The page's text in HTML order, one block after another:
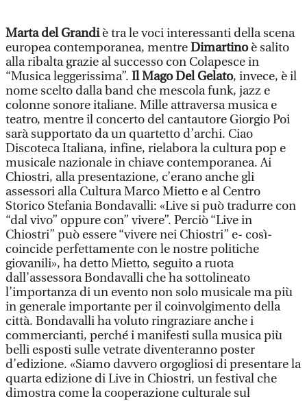
Marta del Grandiè tra le voci interessanti della scena
europea contemporanea, mentreDimartinoè salito
alla ribalta grazie al successo con Colapesce in
“Musica leggerissima”. Il Mago Del Gelato, invece, è il
nome scelto dalla band che mescola funk, jazz e
colonne sonore italiane. Mille attraversa musica e
teatro, mentre il concerto del cantautore Giorgio Poi
sarà supportato da un quartetto d’archi. Ciao
Discoteca Italiana, infine, rielabora la cultura pop e
musicale nazionale in chiave contemporanea. Ai
Chiostri, alla presentazione, c’erano anche gli
assessori alla Cultura Marco Mietto e al Centro
Storico Stefania Bondavalli: «Live si può tradurre con
“dal vivo” oppure con” vivere”. Perciò “Live in
Chiostri” può essere “vivere nei Chiostri” e- così-
coincide perfettamente con le nostre politiche
giovanili», ha detto Mietto, seguito a ruota
dall’assessora Bondavalli che ha sottolineato
l’importanza di un evento non solo musicale ma più
in generale importante per il coinvolgimento della
città. Bondavalli ha voluto ringraziare anche i
commercianti, perché i manifesti sulla musica più
belli esposti sulle vetrate diventeranno poster
d’edizione. «Siamo davvero orgogliosi di presentare la
quarta edizione di Live in Chiostri, un festival che
dimostra come la cooperazione culturale sul